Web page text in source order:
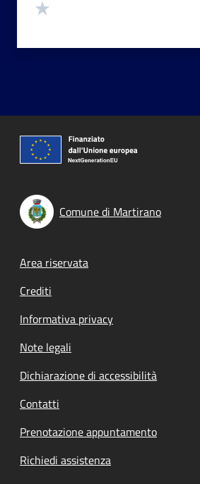
Comune di Martirano
Footer menu
Area riservata
Crediti
Informativa privacy
Note legali
Dichiarazione di accessibilità
Contatti
Prenotazione appuntamento
Richiedi assistenza